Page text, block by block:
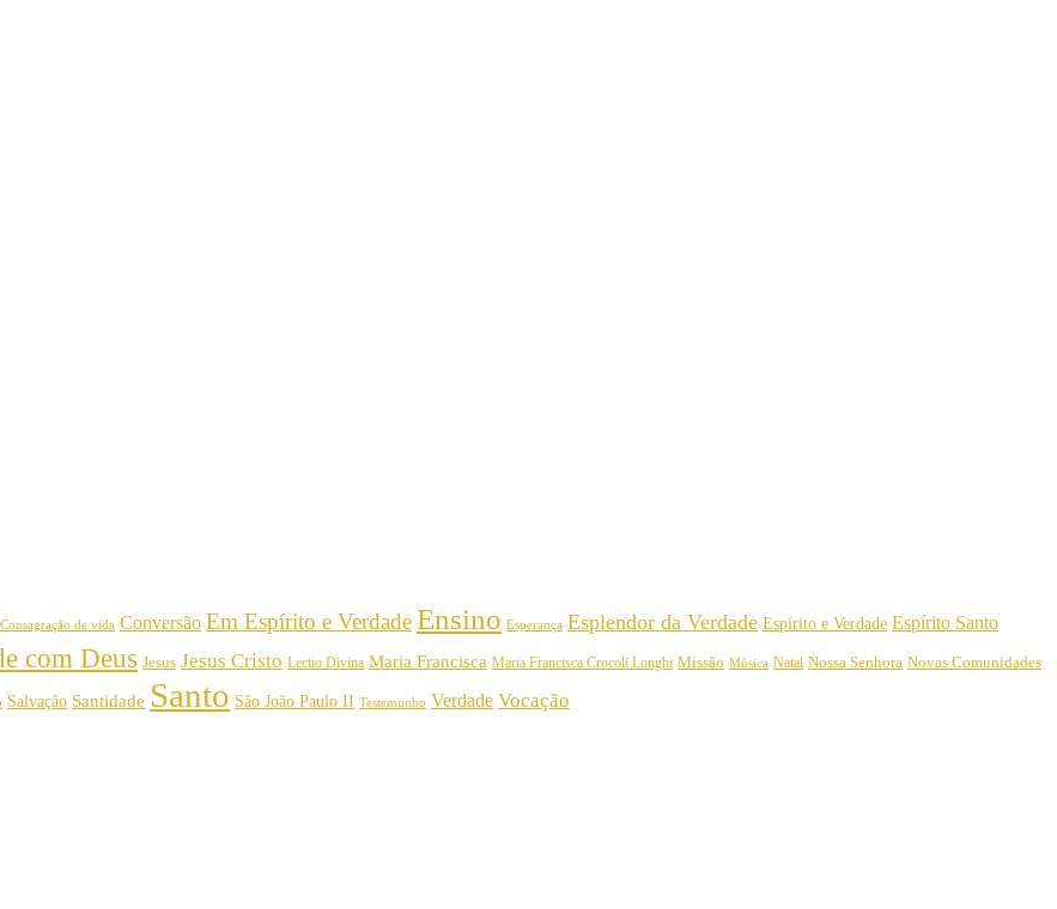
Consagração de vida Conversão Em Espírito e VerdadeEnsino Esperança Esplendor da Verdade Espírito e Verdade Espírito Santo
com Deus Jesus Jesus Cristo Lectio Divina Maria Francisca Maria Francisca Crocoli Longhi Missão Música Natal Nossa Senhora Novas Comunidades
Salvação Santidade Santo São João Paulo II Testemunho Verdade Vocação